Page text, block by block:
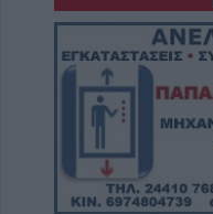
Το Σάββατο 8
Αθανασίας Βρέκου
7 Αυγούστου 2026, 18:20
Συμμαχία Υπέρ
κόστος, τους
φορέα
δεξαμενών της